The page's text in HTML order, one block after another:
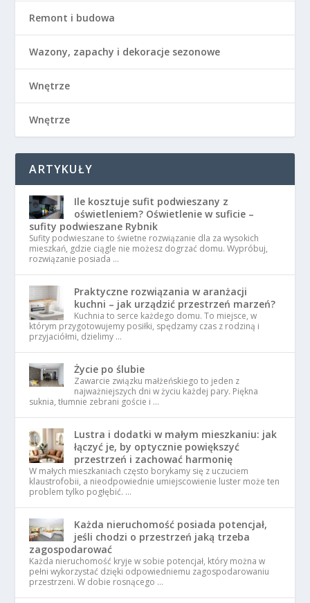
Remont i budowa
Wazony, zapachy i dekoracje sezonowe
Wnętrze
Wnętrze
ARTYKUŁY
Ile kosztuje sufit podwieszany z
oświetleniem? Oświetlenie w suficie –
sufity podwieszane Rybnik
Sufity podwieszane to świetne rozwiązanie dla za wysokich
mieszkań, gdzie ciągle nie możesz dogrzać domu. Wypróbuj,
rozwiązanie posiada …
Praktyczne rozwiązania w aranżacji
kuchni – jak urządzić przestrzeń marzeń?
Kuchnia to serce każdego domu. To miejsce, w
którym przygotowujemy posiłki, spędzamy czas z rodziną i
przyjaciółmi, dzielimy …
Życie po ślubie
Zawarcie związku małżeńskiego to jeden z
najważniejszych dni w życiu każdej pary. Piękna
suknia, tłumnie zebrani goście i …
Lustra i dodatki w małym mieszkaniu: jak
łączyć je, by optycznie powiększyć
przestrzeń i zachować harmonię
W małych mieszkaniach często borykamy się z uczuciem
klaustrofobii, a nieodpowiednie umiejscowienie luster może ten
problem tylko pogłębić. …
Każda nieruchomość posiada potencjał,
jeśli chodzi o przestrzeń jaką trzeba
zagospodarować
Każda nieruchomość kryje w sobie potencjał, który można w
pełni wykorzystać dzięki odpowiedniemu zagospodarowaniu
przestrzeni. W dobie rosnącego …